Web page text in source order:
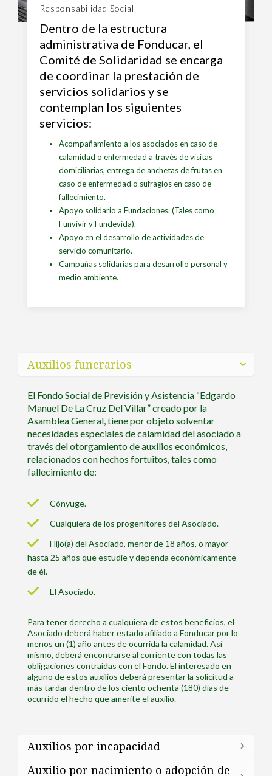
Responsabilidad Social
Dentro de la estructura
administrativa de Fonducar, el
Comité de Solidaridad se encarga
de coordinar la prestación de
servicios solidarios y se
contemplan los siguientes
servicios:
Acompañamiento a los asociados en caso de
calamidad o enfermedad a través de visitas
domiciliarias, entrega de anchetas de frutas en
caso de enfermedad o sufragios en caso de
fallecimiento.
Apoyo solidario a Fundaciones. (Tales como
Funvivir y Fundevida).
Apoyo en el desarrollo de actividades de
servicio comunitario.
Campañas solidarias para desarrollo personal y
medio ambiente.
Auxilios funerarios
El Fondo Social de Previsión y Asistencia “Edgardo
Manuel De La Cruz Del Villar” creado por la
Asamblea General, tiene por objeto solventar
necesidades especiales de calamidad del asociado a
través del otorgamiento de auxilios económicos,
relacionados con hechos fortuitos, tales como
fallecimiento de:
Cónyuge.
Cualquiera de los progenitores del Asociado.
Hijo(a) del Asociado, menor de 18 años, o mayor
hasta 25 años que estudie y dependa económicamente
de él.
El Asociado.
Para tener derecho a cualquiera de estos beneficios, el
Asociado deberá haber estado afiliado a Fonducar por lo
menos un (1) año antes de ocurrida la calamidad. Así
mismo, deberá encontrarse al corriente con todas las
obligaciones contraídas con el Fondo. El interesado en
alguno de estos auxilios deberá presentar la solicitud a
más tardar dentro de los ciento ochenta (180) días de
ocurrido el hecho que amerite el auxilio.
Auxilios por incapacidad
Auxilio por nacimiento o adopción de